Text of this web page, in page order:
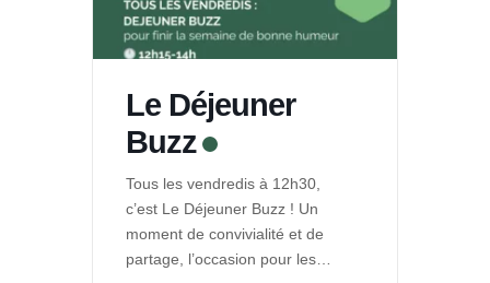
Le Déjeuner
Buzz
Tous les vendredis à 12h30,
c’est Le Déjeuner Buzz ! Un
moment de convivialité et de
partage, l’occasion pour les